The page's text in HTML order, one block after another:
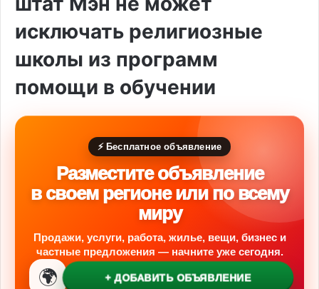
исключать религиозные
школы из программ
помощи в обучении
⚡ Бесплатное объявление
Разместите объявление
в своем регионе или по всему
миру
Продажи, услуги, работа, жилье, вещи, бизнес и
частные предложения — начните уже сегодня.
🌍 + ДОБАВИТЬ ОБЪЯВЛЕНИЕ